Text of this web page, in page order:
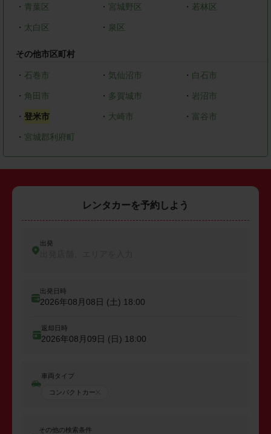
・ 青葉区 ・ 宮城野区 ・ 若林区
・ 太白区 ・ 泉区
その他市区町村
・ 石巻市 ・ 気仙沼市 ・ 白石市
・ 角田市 ・ 多賀城市 ・ 岩沼市
・ 登米市 ・ 大崎市 ・ 富谷市
・ 宮城郡利府町
レンタカーを予約しよう
出発
出発日時
2026年08月08日 (土) 18:00
返却日時
2026年08月09日 (日) 18:00
車両タイプ
コンパクトカー
その他の検索条件